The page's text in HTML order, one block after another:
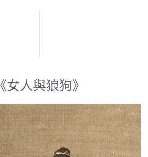
《女人與狼狗》